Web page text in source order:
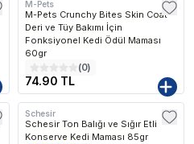
M-Pets
M-Pets Crunchy Bites Skin Coat
Deri ve Tüy Bakımı İçin
Fonksiyonel Kedi Ödül Maması
60gr
(0)
74.90 TL
Schesir
Schesir Ton Balığı ve Sığır Etli
Konserve Kedi Maması 85gr